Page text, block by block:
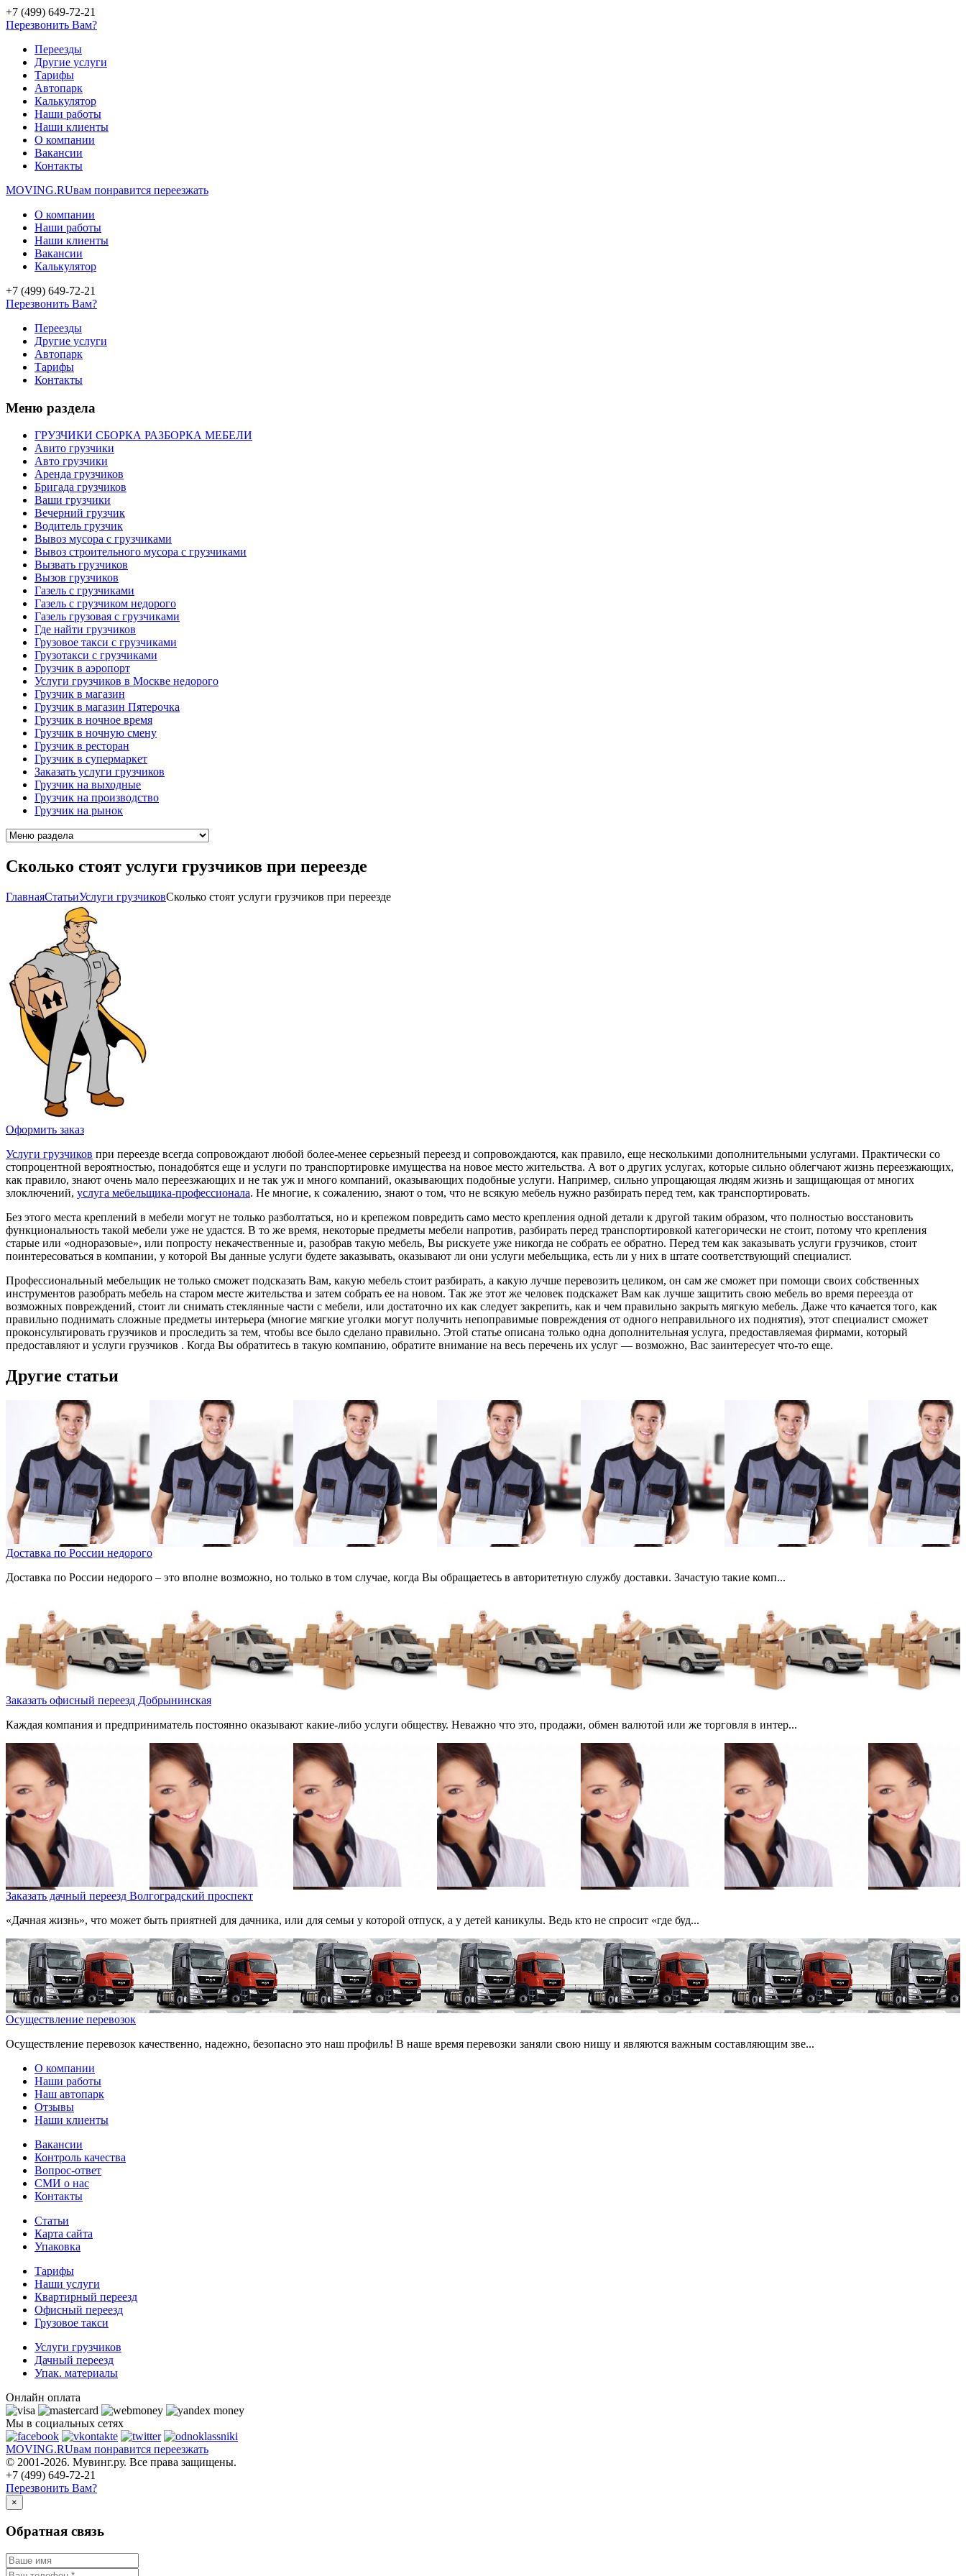
+7 (499) 649-72-21
Перезвонить Вам?
Переезды
Другие услуги
Тарифы
Автопарк
Калькулятор
Наши работы
Наши клиенты
О компании
Вакансии
Контакты
MOVING.RUвам понравится переезжать
О компании
Наши работы
Наши клиенты
Вакансии
Калькулятор
+7 (499) 649-72-21
Перезвонить Вам?
Переезды
Другие услуги
Автопарк
Тарифы
Контакты
Меню раздела
ГРУЗЧИКИ СБОРКА РАЗБОРКА МЕБЕЛИ
Авито грузчики
Авто грузчики
Аренда грузчиков
Бригада грузчиков
Ваши грузчики
Вечерний грузчик
Водитель грузчик
Вывоз мусора с грузчиками
Вывоз строительного мусора с грузчиками
Вызвать грузчиков
Вызов грузчиков
Газель с грузчиками
Газель с грузчиком недорого
Газель грузовая с грузчиками
Где найти грузчиков
Грузовое такси с грузчиками
Грузотакси с грузчиками
Грузчик в аэропорт
Услуги грузчиков в Москве недорого
Грузчик в магазин
Грузчик в магазин Пятерочка
Грузчик в ночное время
Грузчик в ночную смену
Грузчик в ресторан
Грузчик в супермаркет
Заказать услуги грузчиков
Грузчик на выходные
Грузчик на производство
Грузчик на рынок
Сколько стоят услуги грузчиков при переезде
ГлавнаяCтатьиУслуги грузчиковСколько стоят услуги грузчиков при переезде
Оформить заказ
Услуги грузчиков при переезде всегда сопровождают любой более-менее серьезный переезд и сопровождаются, как правило, еще несколькими дополнительными услугами. Практически со
стопроцентной вероятностью, понадобятся еще и услуги по транспортировке имущества на новое место жительства. А вот о других услугах, которые сильно облегчают жизнь переезжающих,
как правило, знают очень мало переезжающих и не так уж и много компаний, оказывающих подобные услуги. Например, сильно упрощающая людям жизнь и защищающая от многих
злоключений, услуга мебельщика-профессионала. Не многие, к сожалению, знают о том, что не всякую мебель нужно разбирать перед тем, как транспортировать.
Без этого места креплений в мебели могут не только разболтаться, но и крепежом повредить само место крепления одной детали к другой таким образом, что полностью восстановить
функциональность такой мебели уже не удастся. В то же время, некоторые предметы мебели напротив, разбирать перед транспортировкой категорически не стоит, потому что крепления
старые или «одноразовые», или попросту некачественные и, разобрав такую мебель, Вы рискуете уже никогда не собрать ее обратно. Перед тем как заказывать услуги грузчиков, стоит
поинтересоваться в компании, у которой Вы данные услуги будете заказывать, оказывают ли они услуги мебельщика, есть ли у них в штате соответствующий специалист.
Профессиональный мебельщик не только сможет подсказать Вам, какую мебель стоит разбирать, а какую лучше перевозить целиком, он сам же сможет при помощи своих собственных
инструментов разобрать мебель на старом месте жительства и затем собрать ее на новом. Так же этот же человек подскажет Вам как лучше защитить свою мебель во время переезда от
возможных повреждений, стоит ли снимать стеклянные части с мебели, или достаточно их как следует закрепить, как и чем правильно закрыть мягкую мебель. Даже что качается того, как
правильно поднимать сложные предметы интерьера (многие мягкие уголки могут получить непоправимые повреждения от одного неправильного их поднятия), этот специалист сможет
проконсультировать грузчиков и проследить за тем, чтобы все было сделано правильно. Этой статье описана только одна дополнительная услуга, предоставляемая фирмами, который
предоставляют и услуги грузчиков . Когда Вы обратитесь в такую компанию, обратите внимание на весь перечень их услуг — возможно, Вас заинтересует что-то еще.
Другие статьи
Доставка по России недорого
Доставка по России недорого – это вполне возможно, но только в том случае, когда Вы обращаетесь в авторитетную службу доставки. Зачастую такие комп...
Заказать офисный переезд Добрынинская
Каждая компания и предприниматель постоянно оказывают какие-либо услуги обществу. Неважно что это, продажи, обмен валютой или же торговля в интер...
Заказать дачный переезд Волгоградский проспект
«Дачная жизнь», что может быть приятней для дачника, или для семьи у которой отпуск, а у детей каникулы. Ведь кто не спросит «где буд...
Осуществление перевозок
Осуществление перевозок качественно, надежно, безопасно это наш профиль! В наше время перевозки заняли свою нишу и являются важным составляющим зве...
О компании
Наши работы
Наш автопарк
Отзывы
Наши клиенты
Вакансии
Контроль качества
Вопрос-ответ
СМИ о нас
Контакты
Статьи
Карта сайта
Упаковка
Тарифы
Наши услуги
Квартирный переезд
Офисный переезд
Грузовое такси
Услуги грузчиков
Дачный переезд
Упак. материалы
Онлайн оплата
Мы в социальных сетях
MOVING.RUвам понравится переезжать
© 2001-2026. Мувинг.ру. Все права защищены.
+7 (499) 649-72-21
Перезвонить Вам?
×
Обратная связь